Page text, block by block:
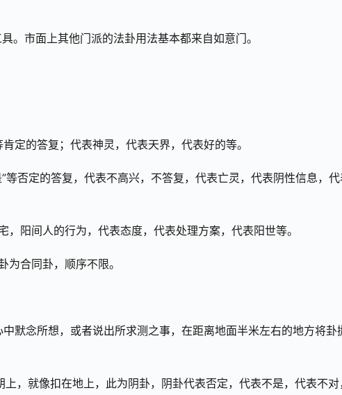
。市面上其他门派的法卦用法基本都来自如意门。
定的答复；代表神灵，代表天界，代表好的等。
等否定的答复，代表不高兴，不答复，代表亡灵，代表阴性信息，
阳间人的行为，代表态度，代表处理方案，代表阳世等。
合同卦，顺序不限。
默念所想，或者说出所求测之事，在距离地面半米左右的地方将卦
，就像扣在地上，此为阴卦，阴卦代表否定，代表不是，代表不对